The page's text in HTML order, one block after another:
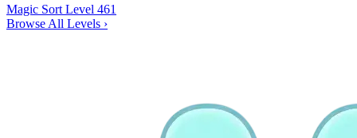
Magic Sort Level 461
Browse All Levels ›